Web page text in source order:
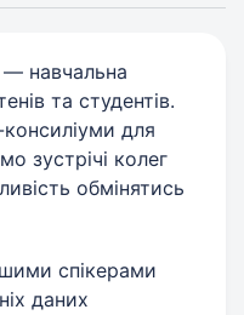
— навчальна
та студентів.
для
зустрічі колег
обмінятись
спікерами
даних